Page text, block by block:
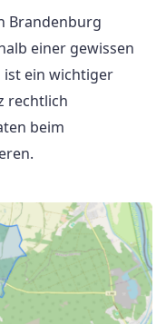
Brandenburg
einer gewissen
ist ein wichtiger
rechtlich
beim